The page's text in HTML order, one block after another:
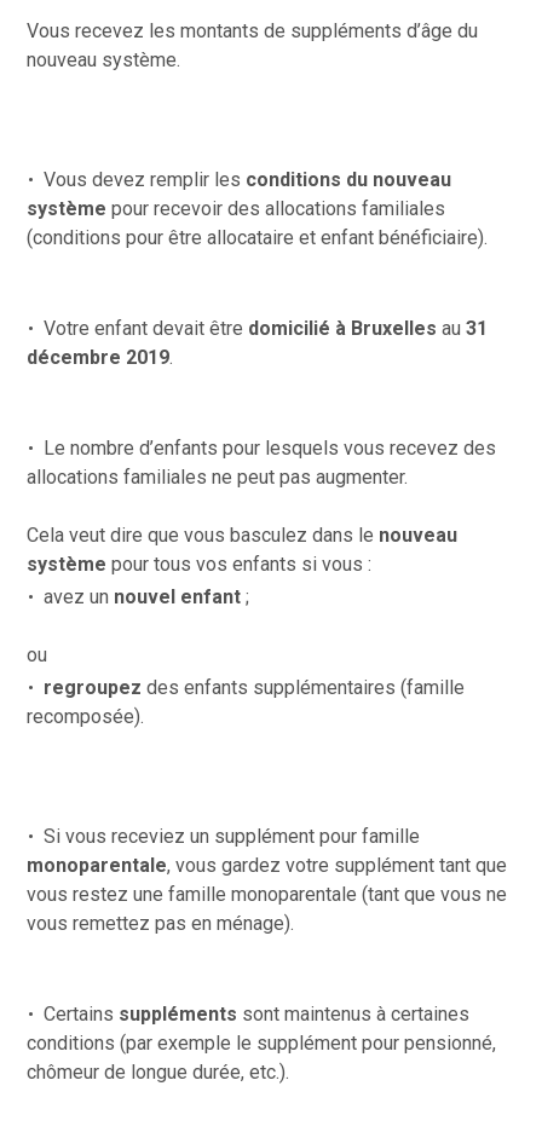
Vous recevez les montants de suppléments d’âge du
nouveau système.
Vous devez remplir les conditions du nouveau
système pour recevoir des allocations familiales
(conditions pour être allocataire et enfant bénéficiaire).
Votre enfant devait être domicilié à Bruxellesau31
décembre 2019.
Lenombre d’enfants pour lesquels vous recevez des
allocations familiales ne peutpas augmenter.
Cela veut dire que vous basculez dans le nouveau
système pour tous vos enfants si vous :
avez un nouvel enfant ;
ou
regroupezdes enfants supplémentaires (famille
recomposée).
Si vous receviez un supplément pour famille
monoparentale, vous gardez votre supplément tant que
vous restez une famille monoparentale (tant que vous ne
vous remettez pas en ménage).
Certains suppléments sont maintenus à certaines
conditions (par exemple le supplément pour pensionné,
chômeur de longue durée, etc.).